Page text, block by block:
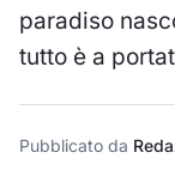
paradiso
tutto è a
Pubblicato da